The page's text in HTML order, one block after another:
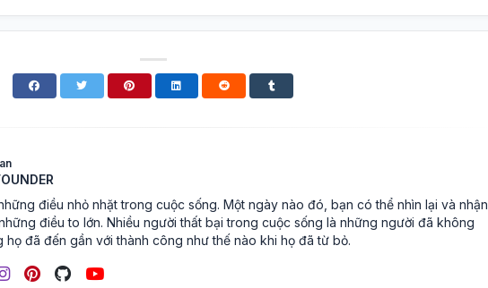
điều nhỏ nhặt trong cuộc sống. Một ngày nào đó, bạn có thể nhìn lại và nhận
điều to lớn. Nhiều người thất bại trong cuộc sống là những người đã không
họ đã đến gần với thành công như thế nào khi họ đã từ bỏ.